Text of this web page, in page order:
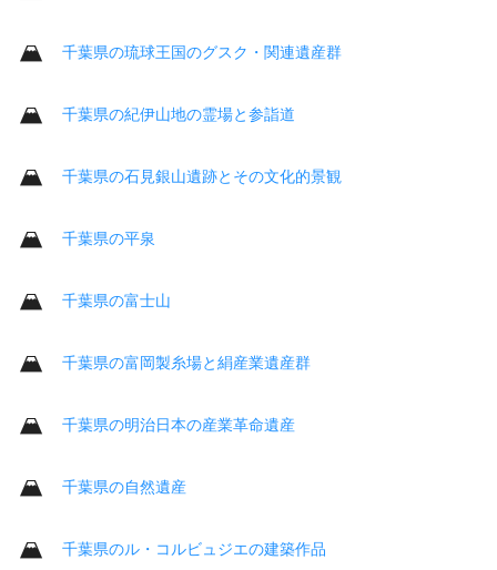
千葉県の琉球王国のグスク・関連遺産群
千葉県の紀伊山地の霊場と参詣道
千葉県の石見銀山遺跡とその文化的景観
千葉県の平泉
千葉県の富士山
千葉県の富岡製糸場と絹産業遺産群
千葉県の明治日本の産業革命遺産
千葉県の自然遺産
千葉県のル・コルビュジエの建築作品